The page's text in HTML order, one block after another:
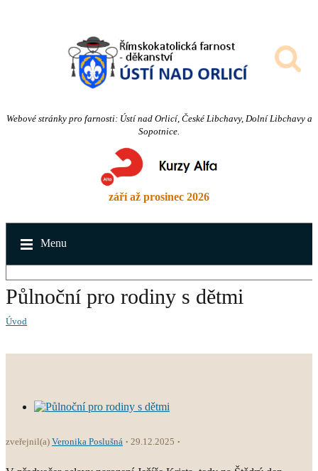
Webové stránky pro farnosti: Ústí nad Orlicí, České Libchavy, Dolní Libchavy a
Sopotnice.
září až prosinec 2026
Menu
Půlnoční pro rodiny s dětmi
Úvod
zveřejnil(a) Veronika Poslušná 29.12.2025